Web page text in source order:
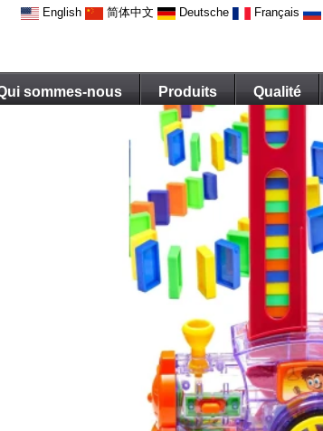
English 简体中文 Deutsche Français
sommes-nous Produits Qualité